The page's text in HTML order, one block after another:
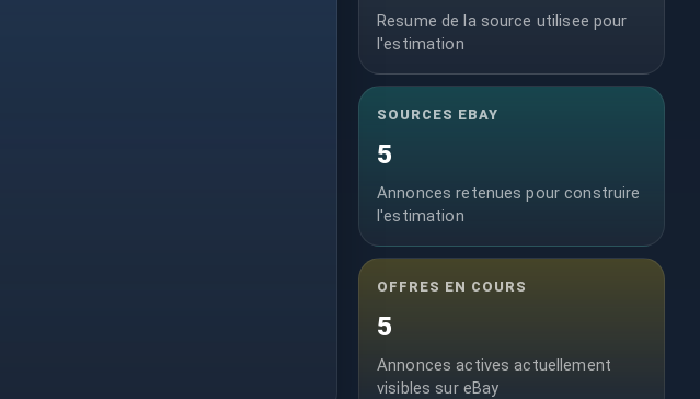
Resume de la source utilisee pour
l'estimation
SOURCES EBAY
5
Annonces retenues pour construire
l'estimation
OFFRES EN COURS
5
Annonces actives actuellement
visibles sur eBay